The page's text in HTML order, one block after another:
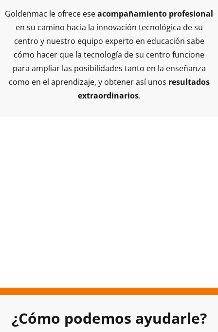
Goldenmac le ofrece eseacompañamiento profesional
en su camino hacia la innovación tecnológica de su
centro y nuestro equipo experto en educación sabe
cómo hacer que la tecnología de su centro funcione
para ampliar las posibilidades tanto en la enseñanza
como en el aprendizaje, y obtener así unos resultados
extraordinarios.
¿Cómo podemos ayudarle?